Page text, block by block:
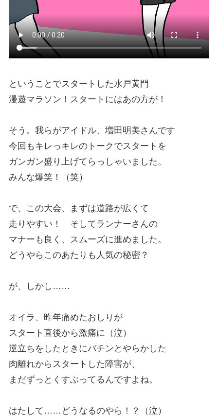
ということでスタートした水戸黄門
漫遊マラソン！スタートにはあの方が！
そう。我らがアイドル、増田明美さんです
今回もキレっキレのトークでスタートを
ガンガン盛り上げてらっしゃいました。
みんな爆笑！（笑）
で、この大会、まずは道路が広くて
走りやすい！ そしてランナーさんの
マナーも良く、スムーズに進めました。
どうやらこのあたりも人気の秘密？
が、しかし……
オイラ、昨年痛めたおしりが
スタート直後から激痛に（泣）
逆立ちをしたときにバチンとやらかした
肉離れからスタートした障害が、
まだずっとくすぶってるんですよね。
はたして……どうなるのやら！？（泣）